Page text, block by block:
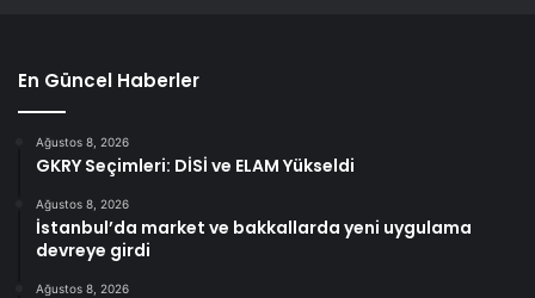
En Güncel Haberler
Ağustos 8, 2026
GKRY Seçimleri: DİSİ ve ELAM Yükseldi
Ağustos 8, 2026
İstanbul’da market ve bakkallarda yeni uygulama
devreye girdi
Ağustos 8, 2026